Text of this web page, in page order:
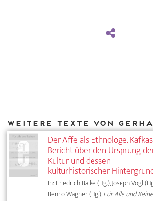
Der Affe als Ethnologe. Kafkas
Bericht über den Ursprung
Kultur und dessen
kulturhistorischer
In: Friedrich Balke (Hg.), Joseph Vogl
Benno Wagner (Hg.),Für Alle und